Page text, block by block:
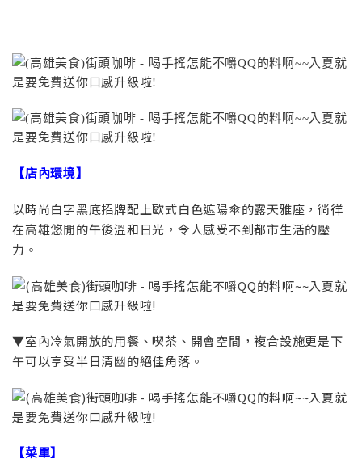
【店內環境】
以時尚白字黑底招牌配上歐式白色遮陽傘的露天雅座，徜徉
在高雄悠閒的午後溫和日光，令人感受不到都市生活的壓
力。
▼室內冷氣開放的用餐、喫茶、開會空間，複合設施更是下
午可以享受半日清幽的絕佳角落。
【菜單】